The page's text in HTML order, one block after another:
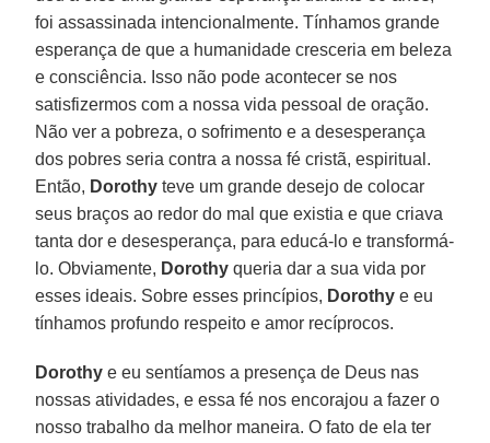
foi assassinada intencionalmente. Tínhamos grande
esperança de que a humanidade cresceria em beleza
e consciência. Isso não pode acontecer se nos
satisfizermos com a nossa vida pessoal de oração.
Não ver a pobreza, o sofrimento e a desesperança
dos pobres seria contra a nossa fé cristã, espiritual.
Então, Dorothy teve um grande desejo de colocar
seus braços ao redor do mal que existia e que criava
tanta dor e desesperança, para educá-lo e transformá-
lo. Obviamente, Dorothy queria dar a sua vida por
esses ideais. Sobre esses princípios, Dorothy e eu
tínhamos profundo respeito e amor recíprocos.
Dorothy e eu sentíamos a presença de Deus nas
nossas atividades, e essa fé nos encorajou a fazer o
nosso trabalho da melhor maneira. O fato de ela ter